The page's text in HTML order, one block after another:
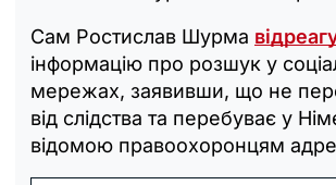
Сам Ростислав Шурма
інформацію про розшук у
мережах, заявивши, що не
від слідства та перебуває у
відомою правоохоронцям